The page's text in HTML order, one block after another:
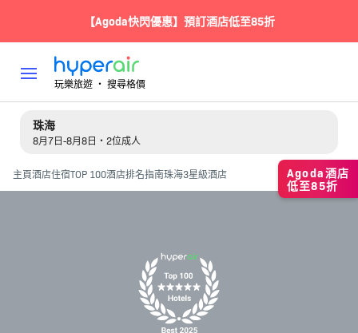
【Agoda快閃優惠】預訂酒店低至85折
玩樂旅遊 ‧ 搜尋格價
珠海
8月7日-8月8日・2位成人
主頁酒店住宿TOP 100酒店排名指南珠海3星級酒店
Agoda酒店
低至85折